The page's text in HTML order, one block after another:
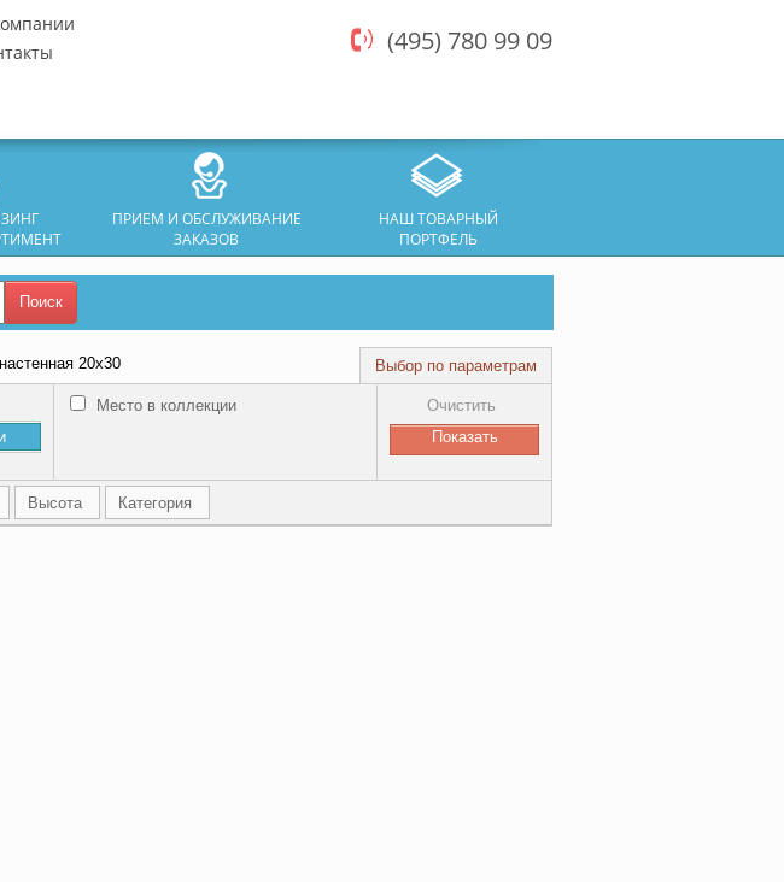
(495) 780 99 09
ПРИЕМ И ОБСЛУЖИВАНИЕ
ЗАКАЗОВ
НАШ ТОВАРНЫЙ
ПОРТФЕЛЬ
Поиск
20х30 Выбор по параметрам
Место в коллекции Очистить
Высота Категория